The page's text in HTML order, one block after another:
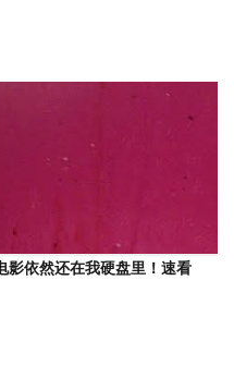
影依然还在我硬盘里！速看